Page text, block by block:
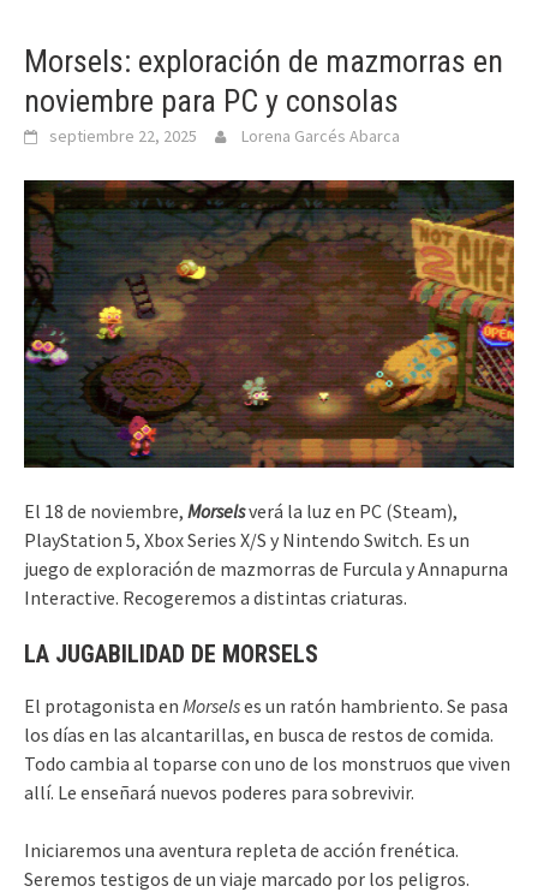
Morsels: exploración de mazmorras en
noviembre para PC y consolas
septiembre 22, 2025 Lorena Garcés Abarca
El 18 de noviembre, Morselsverá la luz en PC (Steam),
PlayStation 5, Xbox Series X/S y Nintendo Switch. Es un
juego de exploración de mazmorras de Furcula y Annapurna
Interactive. Recogeremos a distintas criaturas.
LA JUGABILIDAD DE MORSELS
El protagonista en Morselses un ratón hambriento. Se pasa
los días en las alcantarillas, en busca de restos de comida.
Todo cambia al toparse con uno de los monstruos que viven
allí. Le enseñará nuevos poderes para sobrevivir.
Iniciaremos una aventura repleta de acción frenética.
Seremos testigos de un viaje marcado por los peligros.